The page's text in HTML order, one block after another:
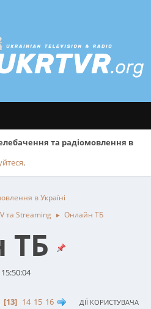
та радіомовлення в
.
в Україні
та Streaming ► Онлайн ТБ
ТБ
13 14 15 16 ДІЇ КОРИСТУВАЧА